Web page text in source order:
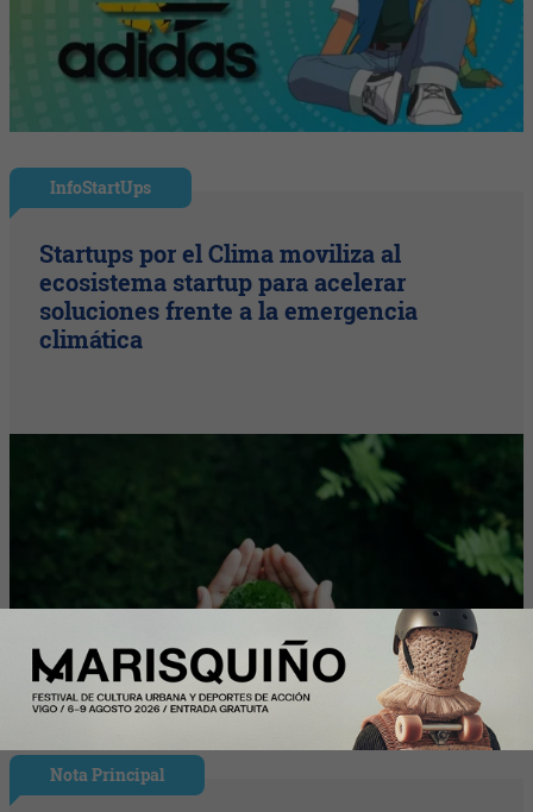
InfoStartUps
Startups por el Clima moviliza al
ecosistema startup para acelerar
soluciones frente a la emergencia
climática
Nota Principal